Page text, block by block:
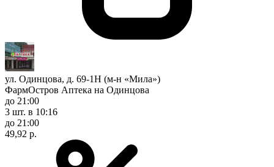
ул. Одинцова, д. 69-1Н (м-н «Мила»)
ФармОстров Аптека на Одинцова
до 21:00
3 шт. в 10:16
до 21:00
49,92 р.